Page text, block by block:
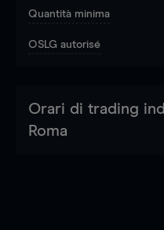
Quantità minima
OSLG autorisé
Orari di trading
Roma